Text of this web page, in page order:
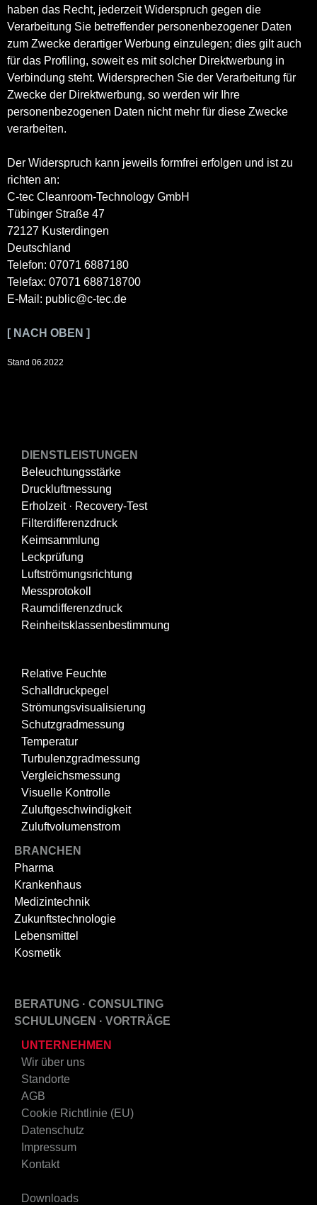
haben das Recht, jederzeit Widerspruch gegen die
Verarbeitung Sie betreffender personenbezogener Daten
zum Zwecke derartiger Werbung einzulegen; dies gilt auch
für das Profiling, soweit es mit solcher Direktwerbung in
Verbindung steht. Widersprechen Sie der Verarbeitung für
Zwecke der Direktwerbung, so werden wir Ihre
personenbezogenen Daten nicht mehr für diese Zwecke
verarbeiten.
Der Widerspruch kann jeweils formfrei erfolgen und ist zu
richten an:
C-tec Cleanroom-Technology GmbH
Tübinger Straße 47
72127 Kusterdingen
Deutschland
Telefon: 07071 6887180
Telefax: 07071 688718700
E-Mail: public@c-tec.de
[ NACH OBEN ]
Stand 06.2022
DIENSTLEISTUNGEN
Beleuchtungsstärke
Druckluftmessung
Erholzeit · Recovery-Test
Filterdifferenzdruck
Keimsammlung
Leckprüfung
Luftströmungsrichtung
Messprotokoll
Raumdifferenzdruck
Reinheitsklassenbestimmung
Relative Feuchte
Schalldruckpegel
Strömungsvisualisierung
Schutzgradmessung
Temperatur
Turbulenzgradmessung
Vergleichsmessung
Visuelle Kontrolle
Zuluftgeschwindigkeit
Zuluftvolumenstrom
BRANCHEN
Pharma
Krankenhaus
Medizintechnik
Zukunftstechnologie
Lebensmittel
Kosmetik
BERATUNG · CONSULTING
SCHULUNGEN · VORTRÄGE
UNTERNEHMEN
Wir über uns
Standorte
AGB
Cookie Richtlinie (EU)
Datenschutz
Impressum
Kontakt
Downloads